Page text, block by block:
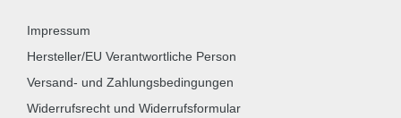
Impressum
Hersteller/EU Verantwortliche Person
Versand- und Zahlungsbedingungen
Widerrufsrecht und Widerrufsformular